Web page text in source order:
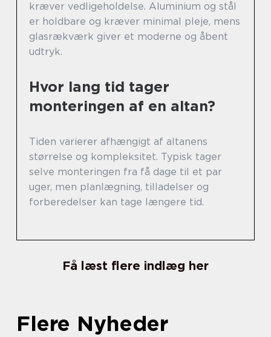
kræver vedligeholdelse. Aluminium og stål
er holdbare og kræver minimal pleje, mens
glasrækværk giver et moderne og åbent
udtryk.
Hvor lang tid tager
monteringen af en altan?
Tiden varierer afhængigt af altanens
størrelse og kompleksitet. Typisk tager
selve monteringen fra få dage til et par
uger, men planlægning, tilladelser og
forberedelser kan tage længere tid.
Få læst flere indlæg her
Flere Nyheder